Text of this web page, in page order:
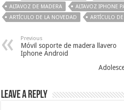
ALTAVOZ DE MADERA
ALTAVOZ IPHONE
ARTÍCULO DE LA NOVEDAD
ARTÍCULO
Previous
Móvil soporte de madera llavero
Iphone Android
Leave a Reply